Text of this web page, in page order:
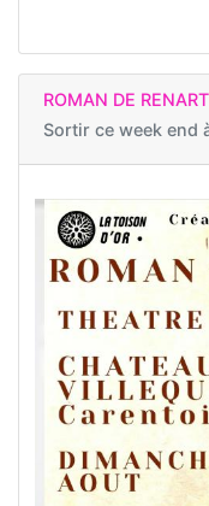
ROMAN DE
Sortir ce week end